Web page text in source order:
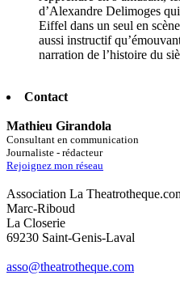
d’Alexandre Delimoges
Eiffel dans un seul en
aussi instructif
narration de l’histoire du
Contact
Mathieu Girandola
Consultant en communication
Journaliste - rédacteur
Rejoignez mon réseau
Association La
Marc-Riboud
La Closerie
69230 Saint-Genis-Laval
asso@theatrotheque.com